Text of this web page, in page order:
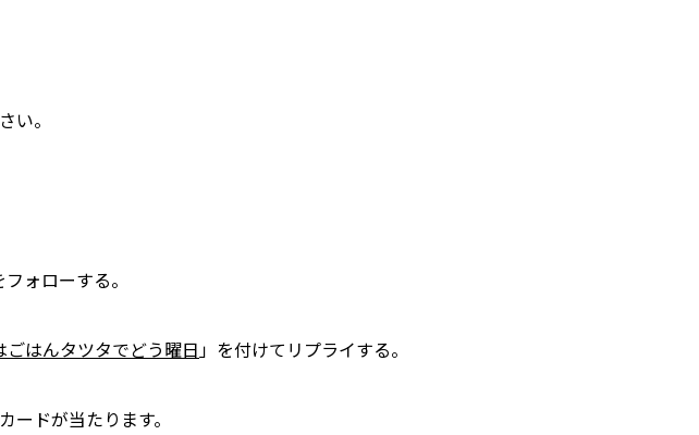
い。
ォローする。
ごはんタツタでどう曜日」を付けてリプライする。
ドが当たります。